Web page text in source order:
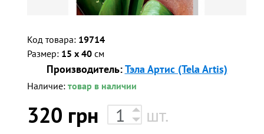
Код товара: 19714
Размер: 15 x 40 см
Производитель:Тэла Артис (Tela Artis)
Наличие: товар в наличии
320 грн шт.